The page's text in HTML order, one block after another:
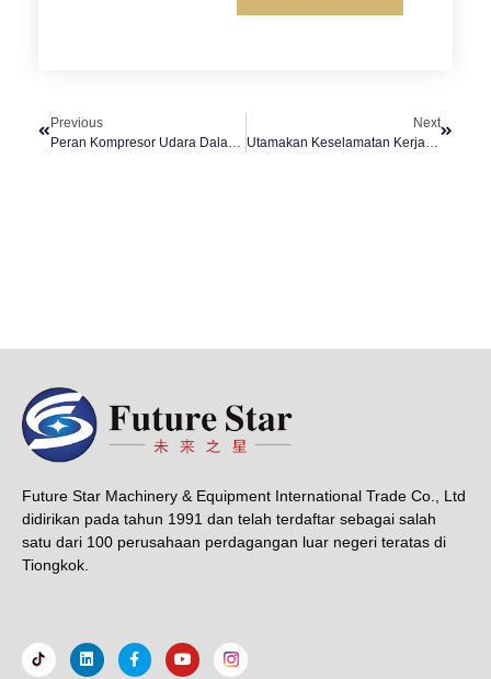
Previous
Next
Future Star Machinery & Equipment International Trade Co., Ltd
didirikan pada tahun 1991 dan telah terdaftar sebagai salah
satu dari 100 perusahaan perdagangan luar negeri teratas di
Tiongkok.